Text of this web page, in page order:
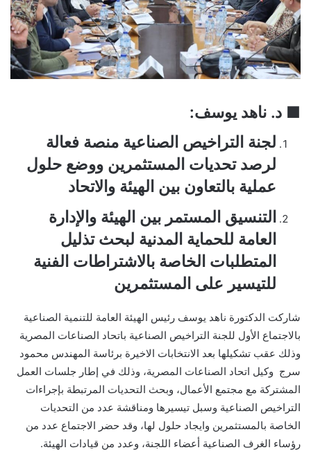
■ د. ناهد يوسف:
لجنة التراخيص الصناعية منصة فعالة
لرصد تحديات المستثمرين ووضع حلول
عملية بالتعاون بين الهيئة والاتحاد
التنسيق المستمر بين الهيئة والإدارة
العامة للحماية المدنية لبحث تذليل
المتطلبات الخاصة بالاشتراطات الفنية
للتيسير على المستثمرين
شاركت الدكتورة ناهد يوسف رئيس الهيئة العامة للتنمية الصناعية
بالاجتماع الأول للجنة التراخيص الصناعية باتحاد الصناعات المصرية
وذلك عقب تشكيلها بعد الانتخابات الاخيرة برئاسة المهندس محمود
سرج وكيل اتحاد الصناعات المصرية، وذلك في إطار جلسات العمل
المشتركة مع مجتمع الأعمال، وبحث التحديات المرتبطة بإجراءات
التراخيص الصناعية وسبل تيسيرها ومناقشة عدد من التحديات
الخاصة بالمستثمرين وايجاد حلول لها، وقد حضر الاجتماع عدد من
رؤساء الغرف الصناعية أعضاء اللجنة، وعدد من قيادات الهيئة.